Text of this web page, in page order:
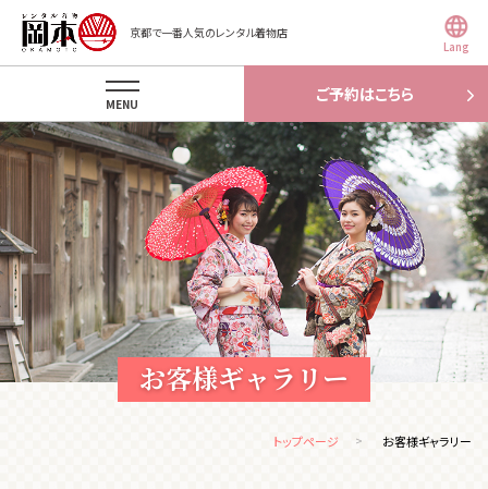
京都で一番人気のレンタル着物店
Lang
ご予約はこちら
MENU
お客様ギャラリー
トップページ お客様ギャラリー